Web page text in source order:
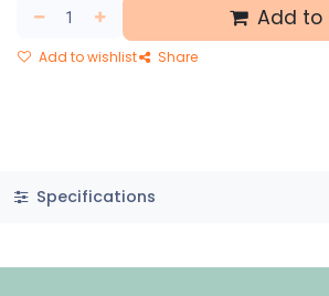
Add to
Add to wishlist Share
Specifications